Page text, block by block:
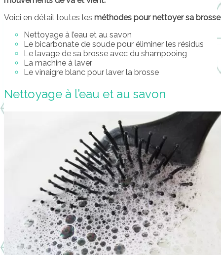
Voici en détail toutes les méthodes pour nettoyer sa brosse
Nettoyage à l’eau et au savon
Le bicarbonate de soude pour éliminer les résidus
Le lavage de sa brosse avec du shampooing
La machine à laver
Le vinaigre blanc pour laver la brosse
Nettoyage à l’eau et au savon